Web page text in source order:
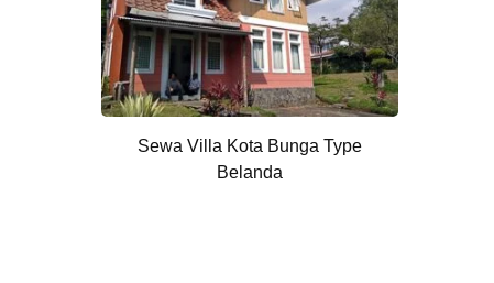
Sewa Villa Kota Bunga Type
Belanda